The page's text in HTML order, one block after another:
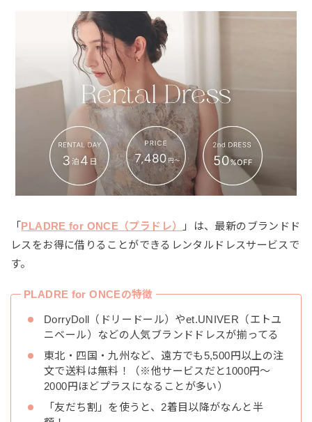
「 PLADRE for ONCE（プラドレ）
」は、最新のブランドド
レスをお得に借りることができるレンタルドレスサービスで
す。
PLADRE for ONCEの特徴
DorryDoll（ドリードール）やet.UNIVER（エトユ
ニベール）などの人気ブランドドレスが揃ってる
東北・四国・九州など、遠方でも5,500円以上の注
文で送料は無料！（※他サービスだと1000円〜
2000円ほどプラスになることが多い）
「友だち割」を使うと、2着目以降がなんと半